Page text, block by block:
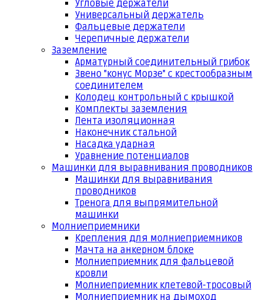
Угловые держатели
Универсальный держатель
Фальцевые держатели
Черепичные держатели
Заземление
Арматурный соединительный грибок
Звено "конус Морзе" с крестообразным
соединителем
Колодец контрольный с крышкой
Комплекты заземления
Лента изоляционная
Наконечник стальной
Насадка ударная
Уравнение потенциалов
Машинки для выравнивания проводников
Машинки для выравнивания
проводников
Тренога для выпрямительной
машинки
Молниеприемники
Крепления для молниеприемников
Мачта на анкерном блоке
Молниеприемник для фальцевой
кровли
Молниеприемник клетевой-тросовый
Молниеприемник на дымоход